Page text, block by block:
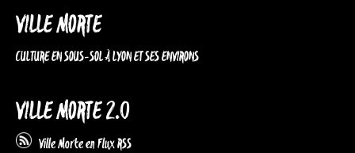
VILLE MORTE
CULTURE EN SOUS-SOL À LYON ET SES ENVIRONS
VILLE MORTE 2.0
Ville Morte en Flux RSS